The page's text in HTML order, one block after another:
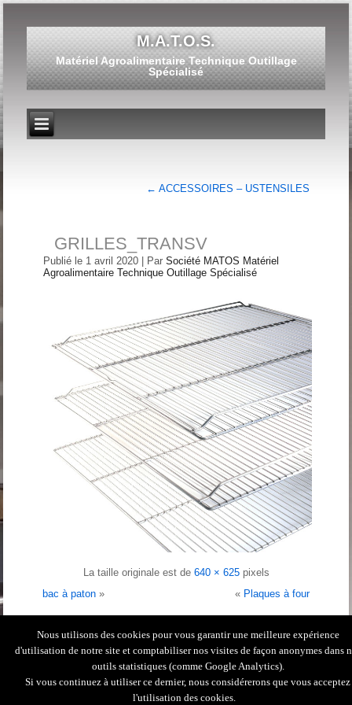
M.A.T.O.S.
Matériel Agroalimentaire Technique Outillage
Spécialisé
← ACCESSOIRES – USTENSILES
GRILLES_TRANSV
Publié le 1 avril 2020 Par Société MATOS Matériel
Agroalimentaire Technique Outillage Spécialisé
La taille originale est de 640 × 625pixels
bac à paton » « Plaques à four
Contactez-nous|Conception & réalisation|
|Création site Internet|
Mentions Légales
Copyright © 2026. M.A.T.O.S. Tous droits réservés.
Nous utilisons des cookies pour vous garantir une meilleure expérience
d'utilisation de notre site et comptabiliser nos visites de façon anonymes dans
outils statistiques (comme Google Analytics).
Si vous continuez à utiliser ce dernier, nous considérerons que vous acceptez
l'utilisation des cookies.